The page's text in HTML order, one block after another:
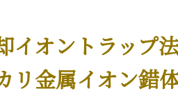
イオントラップ
リ金属イオン錯